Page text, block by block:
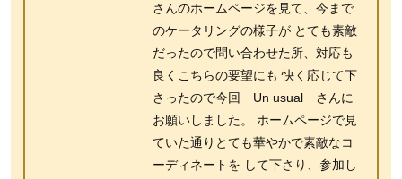
さんのホームページを見て、今まで
のケータリングの様子が とても素敵
だったので問い合わせた所、対応も
良くこちらの要望にも 快く応じて下
さったので今回 Un usual さんに
お願いしました。 ホームページで見
ていた通りとても華やかで素敵なコ
ーディネートを して下さり、参加し